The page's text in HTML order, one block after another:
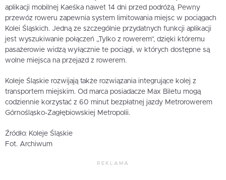
aplikacji mobilnej Kaeśka nawet 14 dni przed podróżą. Pewny
przewóz roweru zapewnia system limitowania miejsc w pociągach
Kolei Śląskich. Jedną ze szczególnie przydatnych funkcji aplikacji
jest wyszukiwanie połączeń „Tylko z rowerem”, dzięki któremu
pasażerowie widzą wyłącznie te pociągi, w których dostępne są
wolne miejsca na przejazd z rowerem.
Koleje Śląskie rozwijają także rozwiązania integrujące kolej z
transportem miejskim. Od marca posiadacze Max Biletu mogą
codziennie korzystać z 60 minut bezpłatnej jazdy Metrorowerem
Górnośląsko-Zagłębiowskiej Metropolii.
Źródło: Koleje Śląskie
Fot. Archiwum
REKLAMA